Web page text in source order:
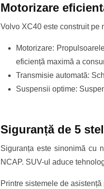
Motorizare
Volvo XC40 este construit pe
Motorizare:
eficiență maximă a
Transmisie automată:
Suspensii optime:
Siguranță de 5
Siguranța este sinonimă cu
NCAP. SUV-ul aduce
Printre sistemele de